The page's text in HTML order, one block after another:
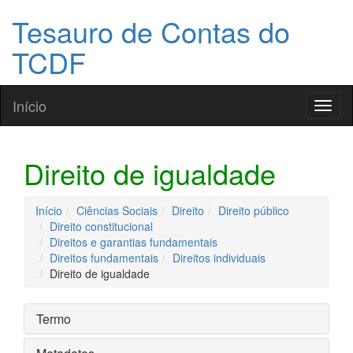
Tesauro de Contas do
TCDF
Início
Direito de igualdade
Início Ciências Sociais Direito
Direito público
Direito constitucional
Direitos e garantias fundamentais
Direitos fundamentais
Direitos individuais
Direito de igualdade
Termo